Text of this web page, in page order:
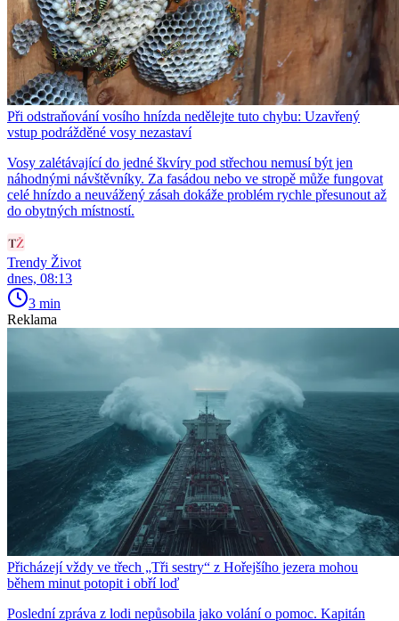
Při odstraňování vosího hnízda nedělejte tuto chybu: Uzavřený
vstup podrážděné vosy nezastaví
Vosy zalétávající do jedné škvíry pod střechou nemusí být jen
náhodnými návštěvníky. Za fasádou nebo ve stropě může fungovat
celé hnízdo a neuvážený zásah dokáže problém rychle přesunout až
do obytných místností.
Trendy Život
dnes, 08:13
3 min
Reklama
Přicházejí vždy ve třech „Tři sestry“ z Hořejšího jezera mohou
během minut potopit i obří loď
Poslední zpráva z lodi nepůsobila jako volání o pomoc. Kapitán